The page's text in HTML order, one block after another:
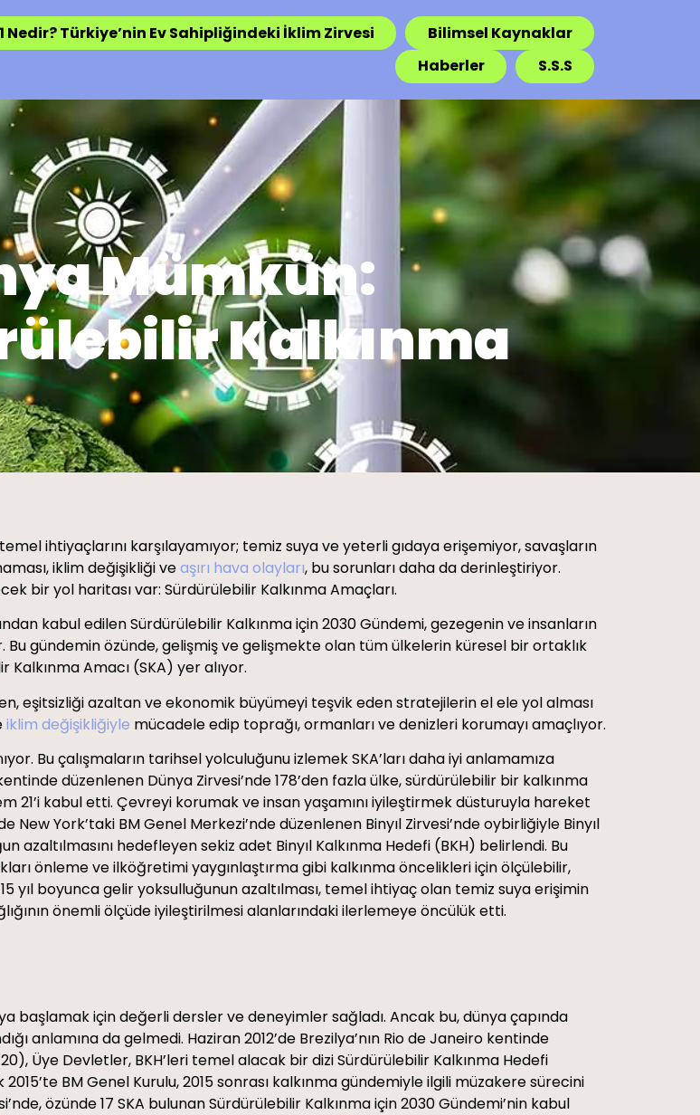
Nedir? Türkiye’nin Ev Sahipliğindeki İklim Zirvesi
Bilimsel Kaynaklar
Haberler
S.S.S
Mümkün:
Kalkınma
ihtiyaçlarını karşılayamıyor; temiz suya ve yeterli gıdaya erişemiyor, savaşların
iklim değişikliği veaşırı hava olayları, bu sorunları daha da derinleştiriyor.
bir yol haritası var: Sürdürülebilir Kalkınma Amaçları.
kabul edilen Sürdürülebilir Kalkınma için 2030 Gündemi, gezegenin ve insanların
gündemin özünde, gelişmiş ve gelişmekte olan tüm ülkelerin küresel bir ortaklık
Amacı (SKA) yer alıyor.
eşitsizliği azaltan ve ekonomik büyümeyi teşvik eden stratejilerin el ele yol alması
iklim değişikliğiyle mücadele edip toprağı, ormanları ve denizleri korumayı amaçlıyor.
Bu çalışmaların tarihsel yolculuğunu izlemek SKA’ları daha iyi anlamamıza
düzenlenen Dünya Zirvesi’nde 178’den fazla ülke, sürdürülebilir bir kalkınma
21’i kabul etti. Çevreyi korumak ve insan yaşamını iyileştirmek düsturuyla hareket
York’taki BM Genel Merkezi’nde düzenlenen Binyıl Zirvesi’nde oybirliğiyle Binyıl
azaltılmasını hedefleyen sekiz adet Binyıl Kalkınma Hedefi (BKH) belirlendi. Bu
önleme ve ilköğretimi yaygınlaştırma gibi kalkınma öncelikleri için ölçülebilir,
boyunca gelir yoksulluğunun azaltılması, temel ihtiyaç olan temiz suya erişimin
önemli ölçüde iyileştirilmesi alanlarındaki ilerlemeye öncülük etti.
başlamak için değerli dersler ve deneyimler sağladı. Ancak bu, dünya çapında
anlamına da gelmedi. Haziran 2012’de Brezilya’nın Rio de Janeiro kentinde
Üye Devletler, BKH’leri temel alacak bir dizi Sürdürülebilir Kalkınma Hedefi
BM Genel Kurulu, 2015 sonrası kalkınma gündemiyle ilgili müzakere sürecini
özünde 17 SKA bulunan Sürdürülebilir Kalkınma için 2030 Gündemi’nin kabul